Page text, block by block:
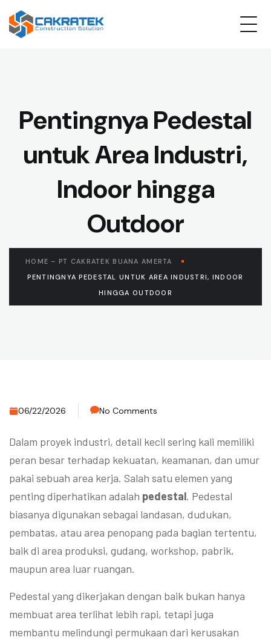
Pentingnya Pedestal
untuk Area Industri,
Indoor hingga
Outdoor
HOME – PT CAKRATEK BUANA AMERTA
PENTINGNYA PEDESTAL UNTUK AREA INDUSTRI, INDOOR
HINGGA OUTDOOR
06/22/2026 No Comments
Dalam proyek industri, detail kecil sering kali memiliki
peran besar terhadap kekuatan, keamanan, dan umur
pakai sebuah area kerja. Salah satu elemen yang
penting diperhatikan adalah pedestal. Pedestal
biasanya digunakan sebagai landasan, dudukan,
pembatas, atau area penopang pada bagian tertentu,
baik di area produksi, gudang, workshop, pabrik,
maupun area luar ruangan.
Pedestal yang dikerjakan dengan baik bukan hanya
membuat area terlihat lebih rapi, tetapi juga
membantu melindungi permukaan dari kerusakan